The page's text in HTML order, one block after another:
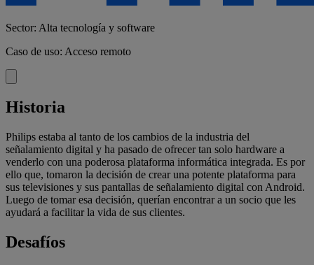
Sector: Alta tecnología y software
Caso de uso: Acceso remoto
Historia
Philips estaba al tanto de los cambios de la industria del
señalamiento digital y ha pasado de ofrecer tan solo hardware a
venderlo con una poderosa plataforma informática integrada. Es por
ello que, tomaron la decisión de crear una potente plataforma para
sus televisiones y sus pantallas de señalamiento digital con Android.
Luego de tomar esa decisión, querían encontrar a un socio que les
ayudará a facilitar la vida de sus clientes.
Desafíos